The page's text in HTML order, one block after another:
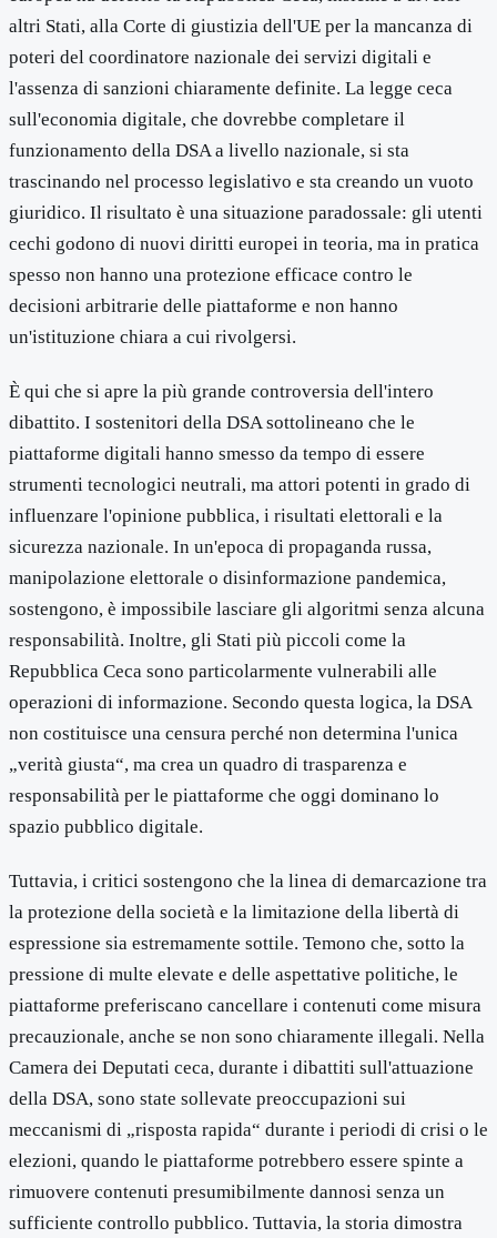
altri Stati, alla Corte di giustizia dell'UE per la mancanza di
poteri del coordinatore nazionale dei servizi digitali e
l'assenza di sanzioni chiaramente definite. La legge ceca
sull'economia digitale, che dovrebbe completare il
funzionamento della DSA a livello nazionale, si sta
trascinando nel processo legislativo e sta creando un vuoto
giuridico. Il risultato è una situazione paradossale: gli utenti
cechi godono di nuovi diritti europei in teoria, ma in pratica
spesso non hanno una protezione efficace contro le
decisioni arbitrarie delle piattaforme e non hanno
un'istituzione chiara a cui rivolgersi.
È qui che si apre la più grande controversia dell'intero
dibattito. I sostenitori della DSA sottolineano che le
piattaforme digitali hanno smesso da tempo di essere
strumenti tecnologici neutrali, ma attori potenti in grado di
influenzare l'opinione pubblica, i risultati elettorali e la
sicurezza nazionale. In un'epoca di propaganda russa,
manipolazione elettorale o disinformazione pandemica,
sostengono, è impossibile lasciare gli algoritmi senza alcuna
responsabilità. Inoltre, gli Stati più piccoli come la
Repubblica Ceca sono particolarmente vulnerabili alle
operazioni di informazione. Secondo questa logica, la DSA
non costituisce una censura perché non determina l'unica
„verità giusta“, ma crea un quadro di trasparenza e
responsabilità per le piattaforme che oggi dominano lo
spazio pubblico digitale.
Tuttavia, i critici sostengono che la linea di demarcazione tra
la protezione della società e la limitazione della libertà di
espressione sia estremamente sottile. Temono che, sotto la
pressione di multe elevate e delle aspettative politiche, le
piattaforme preferiscano cancellare i contenuti come misura
precauzionale, anche se non sono chiaramente illegali. Nella
Camera dei Deputati ceca, durante i dibattiti sull'attuazione
della DSA, sono state sollevate preoccupazioni sui
meccanismi di „risposta rapida“ durante i periodi di crisi o le
elezioni, quando le piattaforme potrebbero essere spinte a
rimuovere contenuti presumibilmente dannosi senza un
sufficiente controllo pubblico. Tuttavia, la storia dimostra